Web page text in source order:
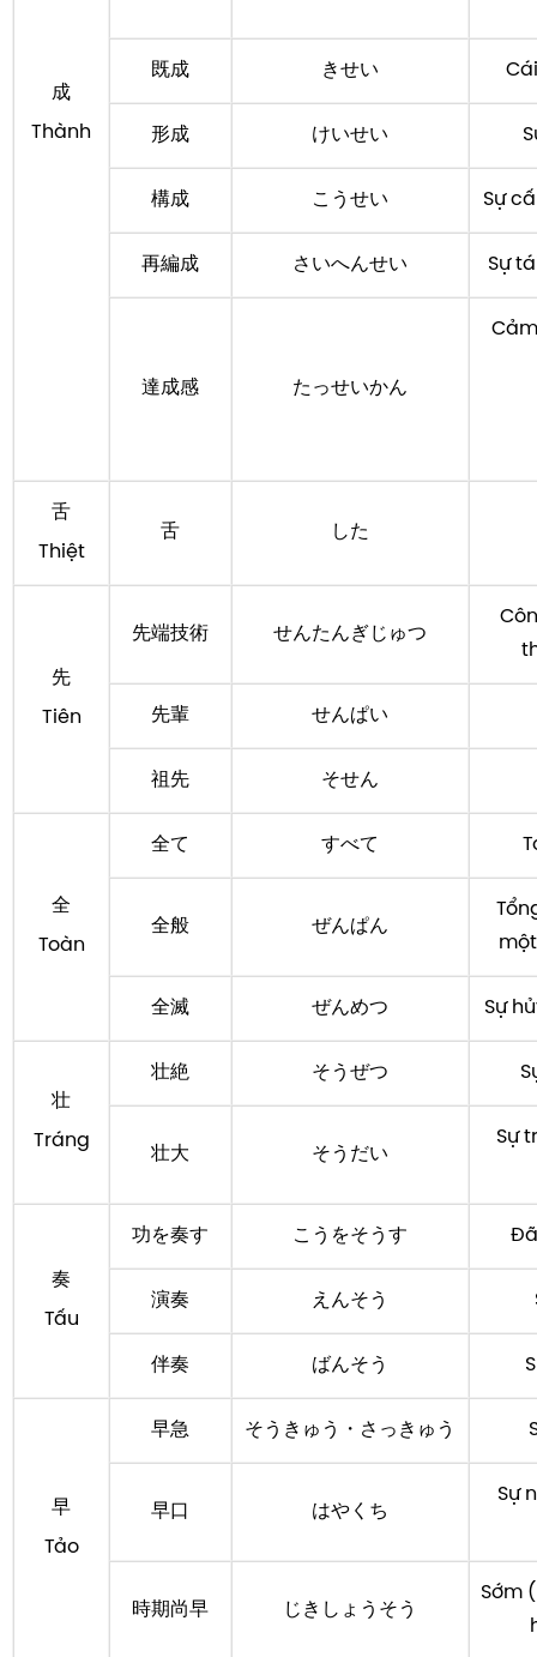
成
Thành
既成 きせい
形成 けいせい
構成 こうせい Sự
再編成 さいへんせい Sự
達成感 たっせいかん
舌
Thiệt
舌 した
先
Tiên
先端技術 せんたんぎじゅつ
先輩 せんぱい
祖先 そせん
全
Toàn
全て すべて
全般 ぜんぱん
全滅 ぜんめつ Sự
壮
Tráng
壮絶 そうぜつ
壮大 そうだい
Sự
奏
Tấu
功を奏す こうをそうす
演奏 えんそう
伴奏 ばんそう
早
Tảo
早急 そうきゅう・さっきゅう
早口 はやくち
Sự
時期尚早 じきしょうそう
Sớm